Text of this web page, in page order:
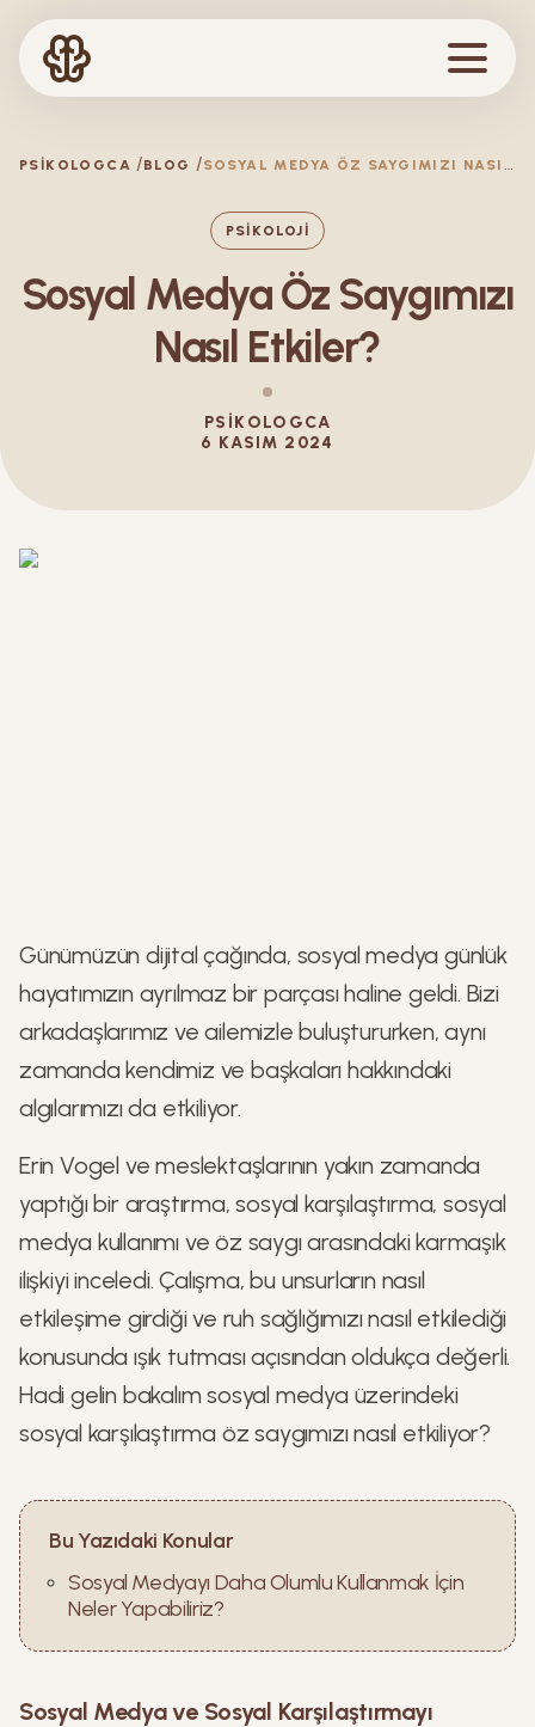
PSIKOLOGCA BLOG S
OSYAL MEDYA ÖZ SAYGIMIZI NASIL ETKILER?
PSIKOLOJI
Sosyal Medya Öz Saygımızı
Nasıl Etkiler?
PSIKOLOGCA
6 KASIM 2024
Günümüzün dijital çağında, sosyal medya günlük
hayatımızın ayrılmaz bir parçası haline geldi. Bizi
arkadaşlarımız ve ailemizle buluştururken, aynı
zamanda kendimiz ve başkaları hakkındaki
algılarımızı da etkiliyor.
Erin Vogel ve meslektaşlarının yakın zamanda
yaptığı bir araştırma, sosyal karşılaştırma, sosyal
medya kullanımı ve öz saygı arasındaki karmaşık
ilişkiyi inceledi. Çalışma, bu unsurların nasıl
etkileşime girdiği ve ruh sağlığımızı nasıl etkilediği
konusunda ışık tutması açısından oldukça değerli.
Hadi gelin bakalım sosyal medya üzerindeki
sosyal karşılaştırma öz saygımızı nasıl etkiliyor?
Bu Yazıdaki Konular
Sosyal Medyayı Daha Olumlu Kullanmak İçin
Neler Yapabiliriz?
Sosyal Medya ve Sosyal Karşılaştırmayı